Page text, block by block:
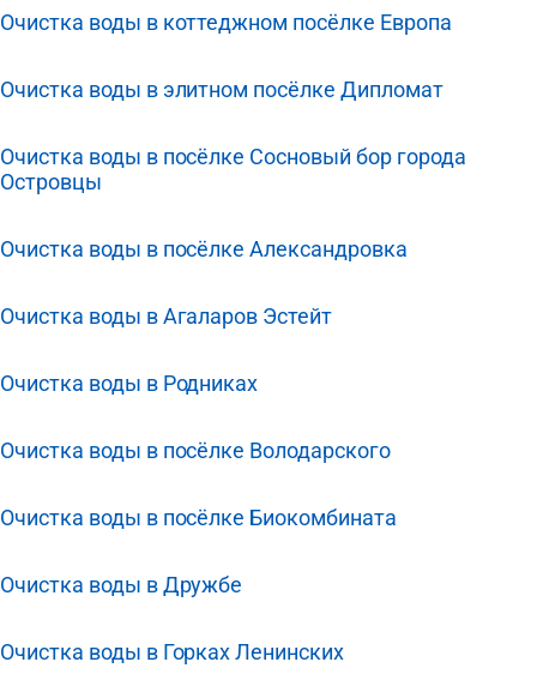
Очистка воды в коттеджном посёлке Европа
Очистка воды в элитном посёлке Дипломат
Очистка воды в посёлке Сосновый бор города
Островцы
Очистка воды в посёлке Александровка
Очистка воды в Агаларов Эстейт
Очистка воды в Родниках
Очистка воды в посёлке Володарского
Очистка воды в посёлке Биокомбината
Очистка воды в Дружбе
Очистка воды в Горках Ленинских